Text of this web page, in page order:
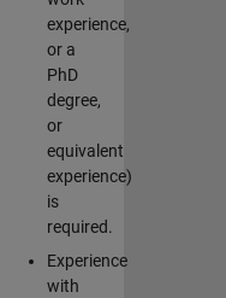
experience,
or a
PhD
degree,
or
equivalent
experience)
is
required.
Experience
with